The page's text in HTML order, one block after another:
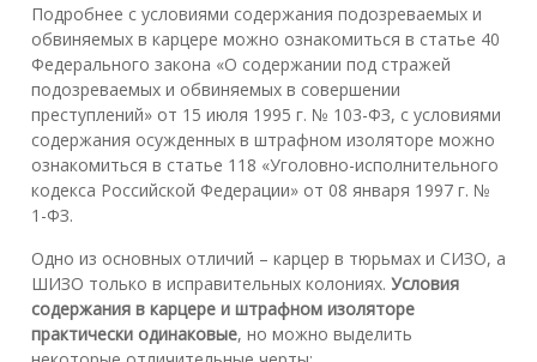
Подробнее с условиями содержания подозреваемых и
обвиняемых в карцере можно ознакомиться в статье 40
Федерального закона «О содержании под стражей
подозреваемых и обвиняемых в совершении
преступлений» от 15 июля 1995 г. № 103-ФЗ, с условиями
содержания осужденных в штрафном изоляторе можно
ознакомиться в статье 118 «Уголовно-исполнительного
кодекса Российской Федерации» от 08 января 1997 г. №
1-ФЗ.
Одно из основных отличий – карцер в тюрьмах и СИЗО, а
ШИЗО только в исправительных колониях. Условия
содержания в карцере и штрафном изоляторе
практически одинаковые, но можно выделить